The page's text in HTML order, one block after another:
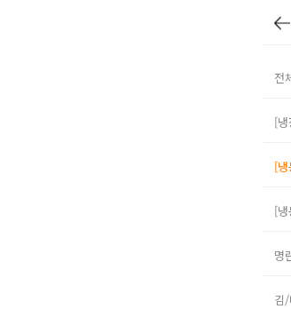
전
[
[
[
명
김